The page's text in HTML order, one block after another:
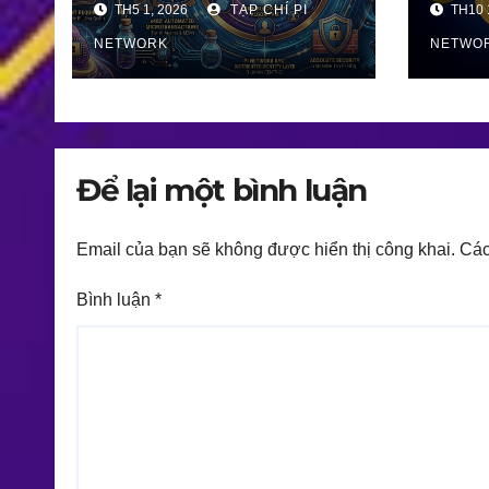
TH5 1, 2026 TẠP CHÍ PI
NETWORK
–
TH10
Để lại một bình luận
Email của bạn sẽ không được hiển thị công khai.
Bình luận *